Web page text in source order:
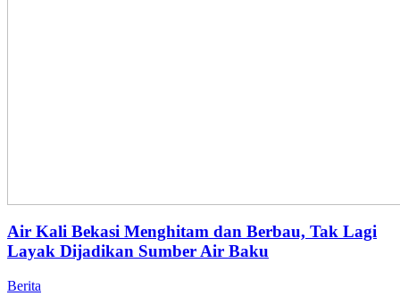
Air Kali Bekasi Menghitam dan Berbau, Tak Lagi
Layak Dijadikan Sumber Air Baku
Berita